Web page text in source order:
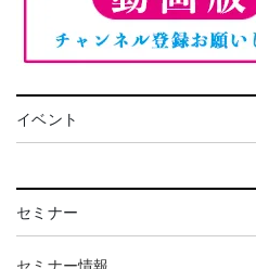
イベント
セミナー